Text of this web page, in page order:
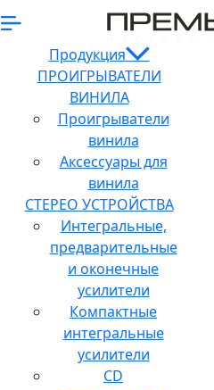
Продукция
ПРОИГРЫВАТЕЛИ
ВИНИЛА
Проигрыватели
винила
Аксессуары для
винила
СТЕРЕО УСТРОЙСТВА
Интегральные,
предварительные
и оконечные
усилители
Компактные
интегральные
усилители
CD